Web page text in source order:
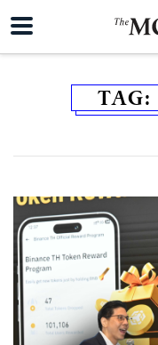
TAG: